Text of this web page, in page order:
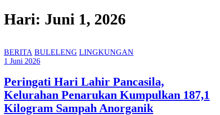
Hari: Juni 1, 2026
BERITA BULELENG LINGKUNGAN
1 Juni 2026
Peringati Hari Lahir Pancasila,
Kelurahan Penarukan Kumpulkan 187,1
Kilogram Sampah Anorganik